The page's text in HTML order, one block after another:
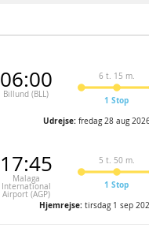
06:00
Billund (BLL)
6 t. 15 m.
1 Stop
Udrejse: fredag 28 aug
17:45
Malaga
International
Airport (AGP)
5 t. 50 m.
1 Stop
Hjemrejse: tirsdag 1 sep